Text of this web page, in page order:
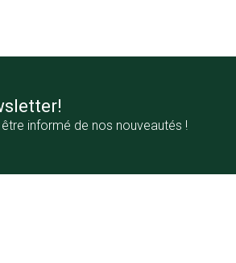
informé de nos nouveautés !